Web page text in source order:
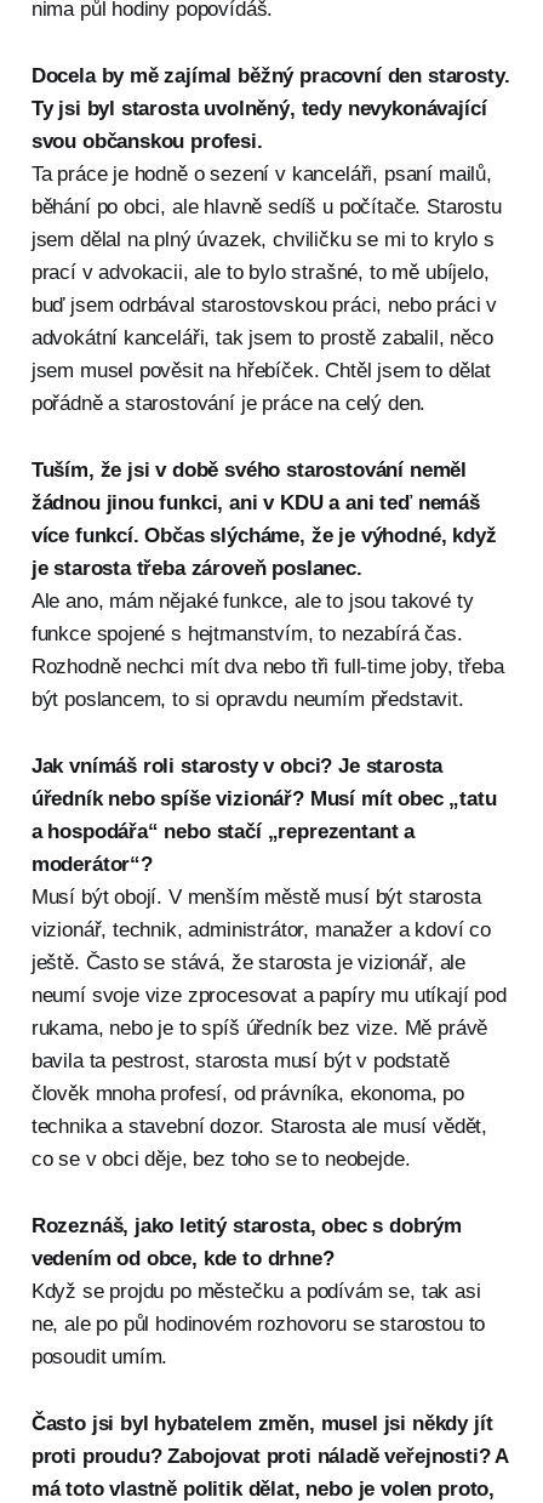
nima půl hodiny popovídáš.
Docela by mě zajímal běžný pracovní den starosty.
Ty jsi byl starosta uvolněný, tedy nevykonávající
svou občanskou profesi.
Ta práce je hodně o sezení v kanceláři, psaní mailů,
běhání po obci, ale hlavně sedíš u počítače. Starostu
jsem dělal na plný úvazek, chviličku se mi to krylo s
prací v advokacii, ale to bylo strašné, to mě ubíjelo,
buď jsem odrbával starostovskou práci, nebo práci v
advokátní kanceláři, tak jsem to prostě zabalil, něco
jsem musel pověsit na hřebíček. Chtěl jsem to dělat
pořádně a starostování je práce na celý den.
Tuším, že jsi v době svého starostování neměl
žádnou jinou funkci, ani v KDU a ani teď nemáš
více funkcí. Občas slýcháme, že je výhodné, když
je starosta třeba zároveň poslanec.
Ale ano, mám nějaké funkce, ale to jsou takové ty
funkce spojené s hejtmanstvím, to nezabírá čas.
Rozhodně nechci mít dva nebo tři full-time joby, třeba
být poslancem, to si opravdu neumím představit.
Jak vnímáš roli starosty v obci? Je starosta
úředník nebo spíše vizionář? Musí mít obec „tatu
a hospodářa“ nebo stačí „reprezentant a
moderátor“?
Musí být obojí. V menším městě musí být starosta
vizionář, technik, administrátor, manažer a kdoví co
ještě. Často se stává, že starosta je vizionář, ale
neumí svoje vize zprocesovat a papíry mu utíkají pod
rukama, nebo je to spíš úředník bez vize. Mě právě
bavila ta pestrost, starosta musí být v podstatě
člověk mnoha profesí, od právníka, ekonoma, po
technika a stavební dozor. Starosta ale musí vědět,
co se v obci děje, bez toho se to neobejde.
Rozeznáš, jako letitý starosta, obec s dobrým
vedením od obce, kde to drhne?
Když se projdu po městečku a podívám se, tak asi
ne, ale po půl hodinovém rozhovoru se starostou to
posoudit umím.
Často jsi byl hybatelem změn, musel jsi někdy jít
proti proudu? Zabojovat proti náladě veřejnosti? A
má toto vlastně politik dělat, nebo je volen proto,